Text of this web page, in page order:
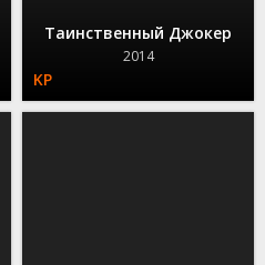
Таинственный Джокер
2014